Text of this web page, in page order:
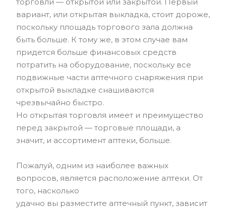
вариант, или открытая выкладка, стоит дороже,
поскольку площадь торгового зала должна
быть больше. К тому же, в этом случае вам
придется больше финансовых средств
потратить на оборудование, поскольку все
подвижные части аптечного снаряжения при
открытой выкладке снашиваются
чрезвычайно быстро.
Но открытая торговля имеет и преимущество
перед закрытой — торговые площади, а
значит, и ассортимент аптеки, больше.
Пожалуй, одним из наиболее важных
вопросов, является расположение аптеки. От
того, насколько
удачно вы разместите аптечный пункт, зависит